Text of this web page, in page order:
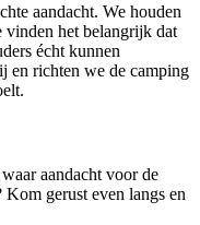
aandacht. We houden
vinden het belangrijk dat
écht kunnen
en richten we de camping
aandacht voor de
gerust even langs en